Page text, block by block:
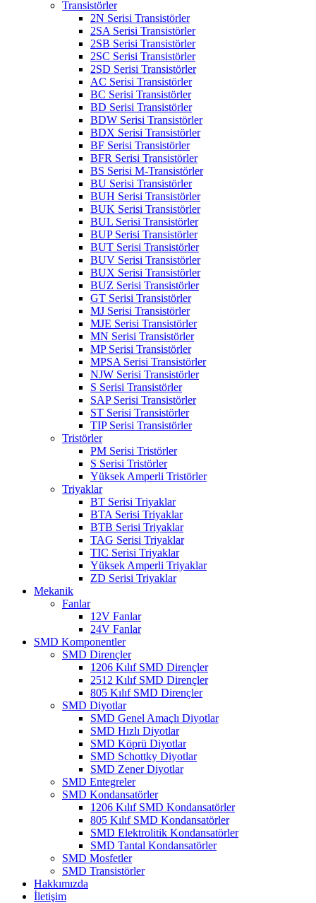
Transistörler
2N Serisi Transistörler
2SA Serisi Transistörler
2SB Serisi Transistörler
2SC Serisi Transistörler
2SD Serisi Transistörler
AC Serisi Transistörler
BC Serisi Transistörler
BD Serisi Transistörler
BDW Serisi Transistörler
BDX Serisi Transistörler
BF Serisi Transistörler
BFR Serisi Transistörler
BS Serisi M-Transistörler
BU Serisi Transistörler
BUH Serisi Transistörler
BUK Serisi Transistörler
BUL Serisi Transistörler
BUP Serisi Transistörler
BUT Serisi Transistörler
BUV Serisi Transistörler
BUX Serisi Transistörler
BUZ Serisi Transistörler
GT Serisi Transistörler
MJ Serisi Transistörler
MJE Serisi Transistörler
MN Serisi Transistörler
MP Serisi Transistörler
MPSA Serisi Transistörler
NJW Serisi Transistörler
S Serisi Transistörler
SAP Serisi Transistörler
ST Serisi Transistörler
TIP Serisi Transistörler
Tristörler
PM Serisi Tristörler
S Serisi Tristörler
Yüksek Amperli Tristörler
Triyaklar
BT Serisi Triyaklar
BTA Serisi Triyaklar
BTB Serisi Triyaklar
TAG Serisi Triyaklar
TIC Serisi Triyaklar
Yüksek Amperli Triyaklar
ZD Serisi Triyaklar
Mekanik
Fanlar
12V Fanlar
24V Fanlar
SMD Komponentler
SMD Dirençler
1206 Kılıf SMD Dirençler
2512 Kılıf SMD Dirençler
805 Kılıf SMD Dirençler
SMD Diyotlar
SMD Genel Amaçlı Diyotlar
SMD Hızlı Diyotlar
SMD Köprü Diyotlar
SMD Schottky Diyotlar
SMD Zener Diyotlar
SMD Entegreler
SMD Kondansatörler
1206 Kılıf SMD Kondansatörler
805 Kılıf SMD Kondansatörler
SMD Elektrolitik Kondansatörler
SMD Tantal Kondansatörler
SMD Mosfetler
SMD Transistörler
Hakkımızda
İletişim